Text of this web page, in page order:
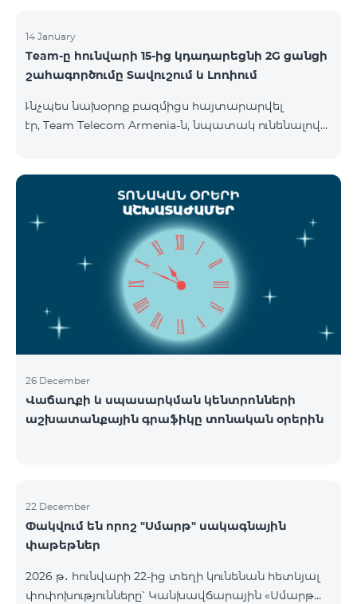
ցանկը ըստ մարզեր
14 January
Team-ը հունվարի 15-ից կդադարեցնի 2G ցանցի
շահագործումը Տավուշում և Լոռիում
Ւնչպես նախօրոք բազմիցս հայտարարվել
էր, Team Telecom Armenia-ն, նպատակ ունենալով
կունենա փուլային տարբերակով: Առաջին փուլով
ցանցը կանջատվի Տավուշի և Լոռու մարզերում՝
2026թ.-ի հունվարի 15-ից: Ծառայությունների
անխափան հասանելությունն ապահովելու
նպատակով շարունակում է գործել հատուկ
առաջարկ, որը հնարավորություն է ընձեռում ձեռք
բերել նոր տեխնոլոգիաներով աշխատող բջջային
հեռախոսնե
26 December
Վաճառքի և սպասարկման կենտրոնների
աշխատանքային գրաֆիկը տոնական օրերին
22 December
Փակվում են որոշ "Սմարթ" սակագնային
փաթեթներ
2026 թ․ հունվարի 22-ից տեղի կունենան հետևյալ
փոփոխությունները՝ Կանխավճարային «Սմարթ